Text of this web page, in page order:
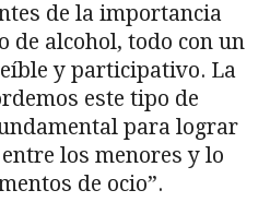
de la importancia
de alcohol, todo con un
y participativo. La
este tipo de
para lograr
los menores y lo
de ocio”.